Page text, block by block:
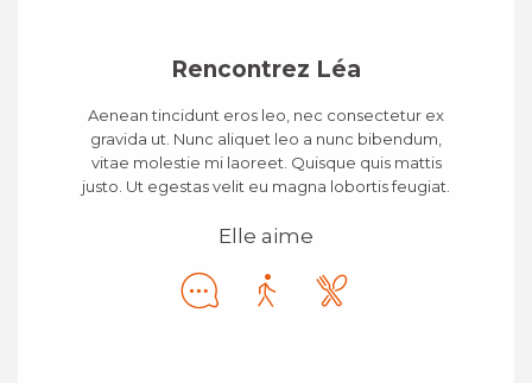
Rencontrez Léa
Aenean tincidunt eros leo, nec consectetur ex
gravida ut. Nunc aliquet leo a nunc bibendum,
vitae molestie mi laoreet. Quisque quis mattis
justo. Ut egestas velit eu magna lobortis feugiat.
Elle aime